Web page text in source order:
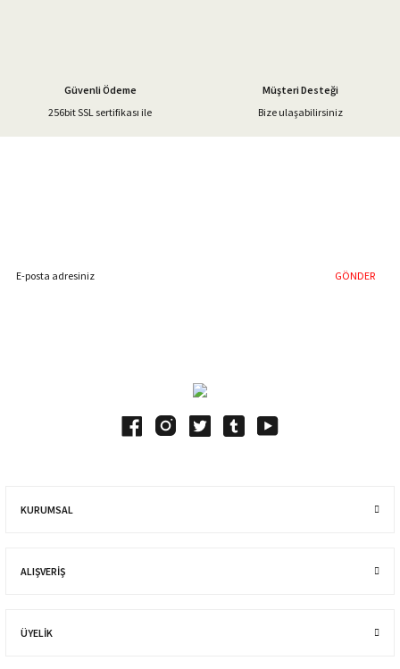
Gönder
Güvenli Ödeme
256bit SSL sertifikası ile
Müşteri Desteği
Bize ulaşabilirsiniz
GÖNDER
KURUMSAL
ALIŞVERIŞ
ÜYELİK